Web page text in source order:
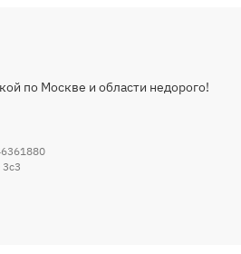
по Москве и области недорого!
3c3